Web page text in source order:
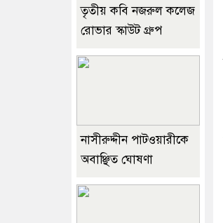
তৃতীয় কবি নজরুল কলেজ
রোভার স্কাউট গ্রুপ
নাসীরুদ্দীন পাটওয়ারীকে
অবাঞ্ছিত ঘোষণা